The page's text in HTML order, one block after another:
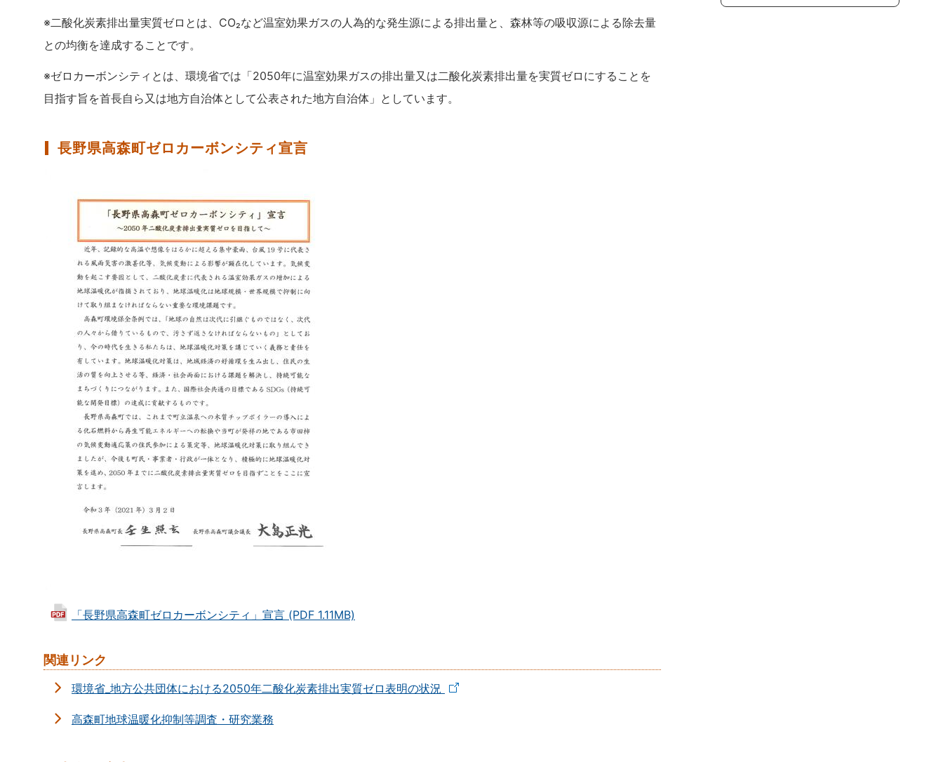
※二酸化炭素排出量実質ゼロとは、CO₂など温室効果ガスの人為的な発生源による排出量と、森林等の吸収源による除去量
との均衡を達成することです。
※ゼロカーボンシティとは、環境省では「2050年に温室効果ガスの排出量又は二酸化炭素排出量を実質ゼロにすることを
目指す旨を首長自ら又は地方自治体として公表された地方自治体」としています。
長野県高森町ゼロカーボンシティ宣言
「長野県高森町ゼロカーボンシティ」宣言 (PDF 1.11MB)
関連リンク
環境省_地方公共団体における2050年二酸化炭素排出実質ゼロ表明の状況
高森町地球温暖化抑制等調査・研究業務